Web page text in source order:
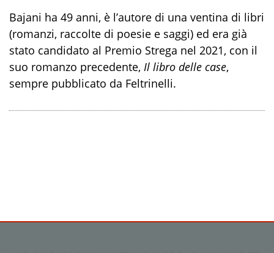
Bajani ha 49 anni, è l’autore di una ventina di libri
(romanzi, raccolte di poesie e saggi) ed era già
stato candidato al Premio Strega nel 2021, con il
suo romanzo precedente, Il libro delle case,
sempre pubblicato da Feltrinelli.